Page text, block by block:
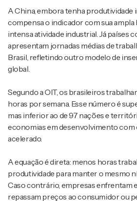
A China, embora tenha produtividade
compensa o indicador com sua ampla
intensa atividade industrial. Já países
apresentam jornadas médias de
Brasil, refletindo outro modelo de
global.
Segundo a OIT, os brasileiros
horas por semana. Esse número é
mas inferior ao de 97 nações e
economias em desenvolvimento
acelerado.
A equação é direta: menos horas
produtividade para manter o mesmo
Caso contrário, empresas enfrentam
repassam preços ao consumidor ou